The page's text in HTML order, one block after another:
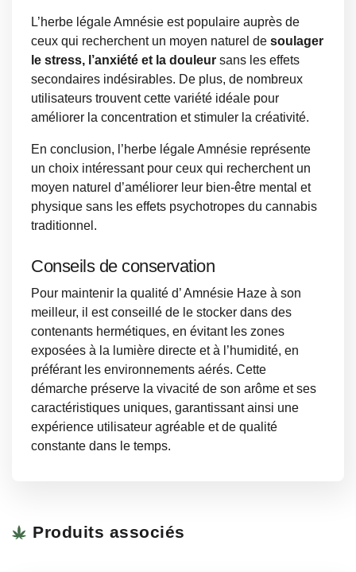
L’herbe légale Amnésie est populaire auprès de
ceux qui recherchent un moyen naturel de soulager
le stress, l’anxiété et la douleur sans les effets
secondaires indésirables. De plus, de nombreux
utilisateurs trouvent cette variété idéale pour
améliorer la concentration et stimuler la créativité.
En conclusion, l’herbe légale Amnésie représente
un choix intéressant pour ceux qui recherchent un
moyen naturel d’améliorer leur bien-être mental et
physique sans les effets psychotropes du cannabis
traditionnel.
Conseils de conservation
Pour maintenir la qualité d’ Amnésie Haze à son
meilleur, il est conseillé de le stocker dans des
contenants hermétiques, en évitant les zones
exposées à la lumière directe et à l’humidité, en
préférant les environnements aérés. Cette
démarche préserve la vivacité de son arôme et ses
caractéristiques uniques, garantissant ainsi une
expérience utilisateur agréable et de qualité
constante dans le temps.
Produits associés